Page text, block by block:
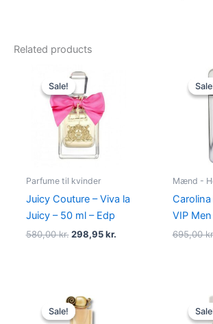
Related products
Sale!
Sale!
Parfume til kvinder
Juicy Couture – Viva la
Juicy – 50 ml – Edp
580,00kr.
Original
price
was:
580,00 kr..
298,95kr.
Mænd -
Carolina
VIP
695,00
Sale!
Sale!
Original
price
was: